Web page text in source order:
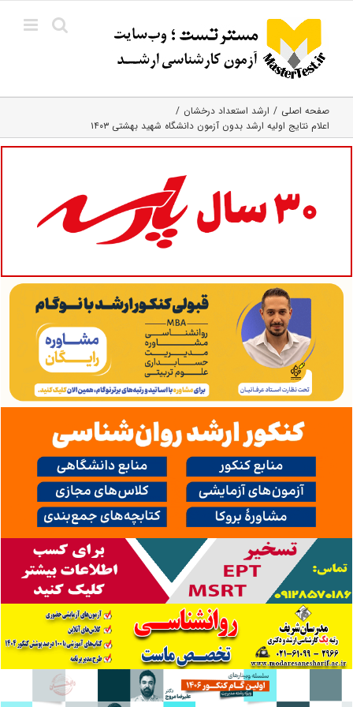
content
صفحه اصلی
ارشد استعداد درخشان
اعلام نتایج اولیه ارشد بدون آزمون دانشگاه شهید بهشتی ۱۴۰۳